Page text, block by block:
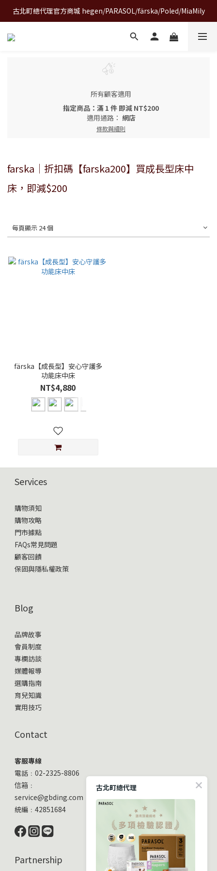
A World of Wonder 奇想世界特展｜套票熱賣中
古北町總代理官方商城 hegen/PARASOL/färska/Poled/MiaMily
A World of Wonder 奇想世界特展｜套票熱賣中
所有顧客適用
指定商品：滿 1 件 即減 NT$200
適用通路： 網店
條款與細則
farska｜折扣碼【farska200】買成長型床中
床，即減$200
每頁顯示 24 個
färska【成長型】安心守護多
功能床中床
NT$4,880
Services
購物須知
購物攻略
門市據點
FAQs常見問題
顧客回饋
保固與隱私權政策
Blog
品牌故事
會員制度
專欄訪談
媒體報導
選購指南
育兒知識
實用技巧
Contact
客服專線
電話﹕02-2325-8806
信箱﹕
service@gbding.com
統編﹕42851684
Partnership
古北町總代理